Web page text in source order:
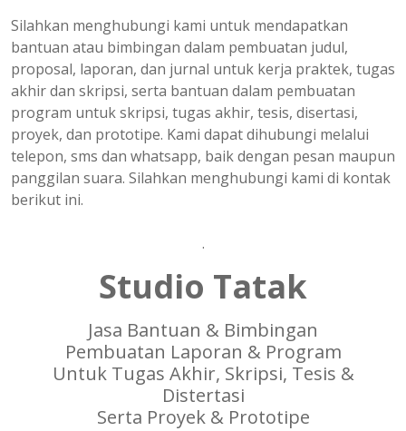
Silahkan menghubungi kami untuk mendapatkan
bantuan atau bimbingan dalam pembuatan judul,
proposal, laporan, dan jurnal untuk kerja praktek, tugas
akhir dan skripsi, serta bantuan dalam pembuatan
program untuk skripsi, tugas akhir, tesis, disertasi,
proyek, dan prototipe. Kami dapat dihubungi melalui
telepon, sms dan whatsapp, baik dengan pesan maupun
panggilan suara. Silahkan menghubungi kami di kontak
berikut ini.
.
Studio Tatak
Jasa Bantuan & Bimbingan
Pembuatan Laporan & Program
Untuk Tugas Akhir, Skripsi, Tesis &
Distertasi
Serta Proyek & Prototipe